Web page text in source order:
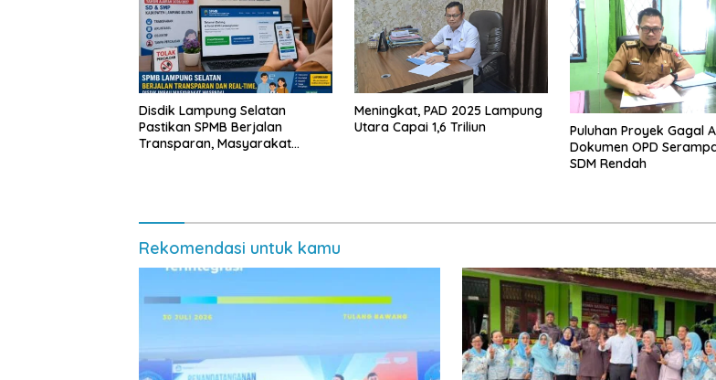
Disdik Lampung Selatan
Pastikan SPMB Berjalan
Transparan, Masyarakat
Meningkat, PAD 2025 Lampung
Utara Capai 1,6 Triliun
Puluhan Proyek Gagal
Dokumen OPD
SDM Rendah
Rekomendasi untuk kamu